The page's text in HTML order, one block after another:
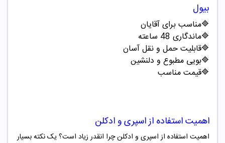
بیول
🔷مناسب برای آقایان
🔷ماندگاری 48 ساعته
🔷قابلیت حمل و نقل آسان
🔷بویی مطبوع و دلنشین
🔷قیمت مناسب
اهمیت استفاده از اسپری و ادکلن
اهمیت استفاده از اسپری و ادکلن چرا انقدر زیاد است؟ یک نکته بسیار